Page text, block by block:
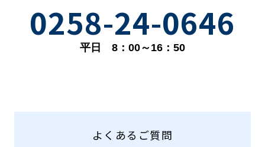
0258-24-0646
平日 8：00～16：50
よくあるご質問